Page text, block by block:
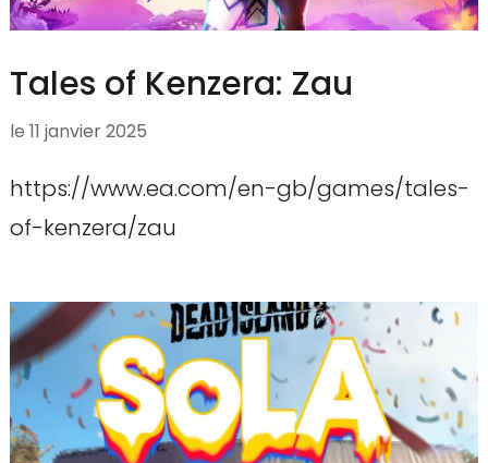
Tales of Kenzera: Zau
le 11 janvier 2025
https://www.ea.com/en-gb/games/tales-
of-kenzera/zau